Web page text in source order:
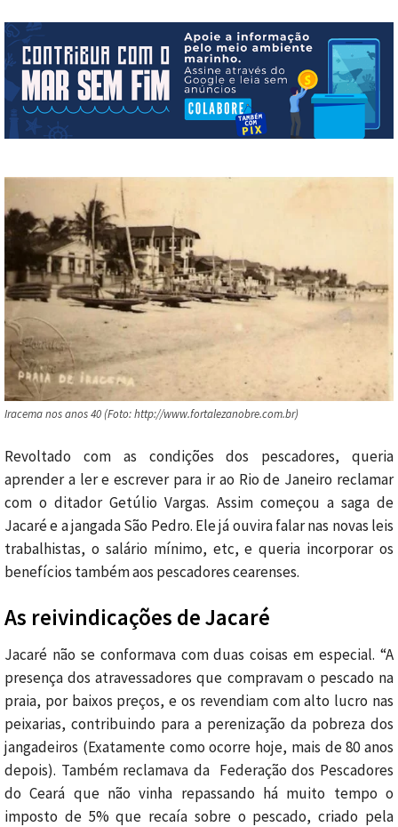
Iracema nos anos 40 (Foto: http://www.fortalezanobre.com.br)
Revoltado com as condições dos pescadores, queria
aprender a ler e escrever para ir ao Rio de Janeiro reclamar
com o ditador Getúlio Vargas. Assim começou a saga de
Jacaré e a jangada São Pedro. Ele já ouvira falar nas novas leis
trabalhistas, o salário mínimo, etc, e queria incorporar os
benefícios também aos pescadores cearenses.
As reivindicações de Jacaré
Jacaré não se conformava com duas coisas em especial. “A
presença dos atravessadores que compravam o pescado na
praia, por baixos preços, e os revendiam com alto lucro nas
peixarias, contribuindo para a perenização da pobreza dos
jangadeiros (Exatamente como ocorre hoje, mais de 80 anos
depois). Também reclamava da Federação dos Pescadores
do Ceará que não vinha repassando há muito tempo o
imposto de 5% que recaía sobre o pescado, criado pela